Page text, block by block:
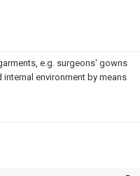
e.g. surgeons' gowns
environment by means